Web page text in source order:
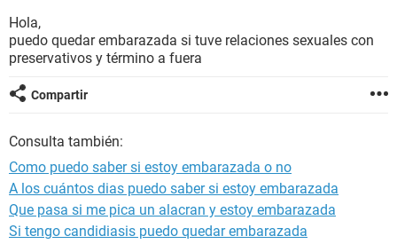
BIENESTAR
Hola,
puedo quedar embarazada si tuve relaciones sexuales con
preservativos y término a fuera
Compartir
Consulta también:
Como puedo saber si estoy embarazada o no
A los cuántos dias puedo saber si estoy embarazada
Que pasa si me pica un alacran y estoy embarazada
Si tengo candidiasis puedo quedar embarazada